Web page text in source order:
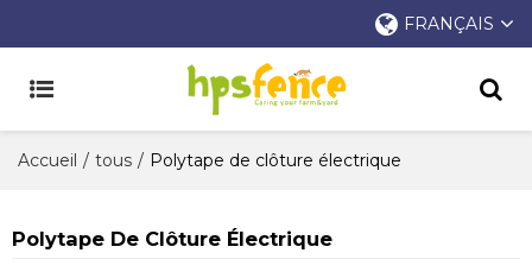
FRANÇAIS
Accueil / tous / Polytape de clôture électrique
Polytape De Clôture Électrique